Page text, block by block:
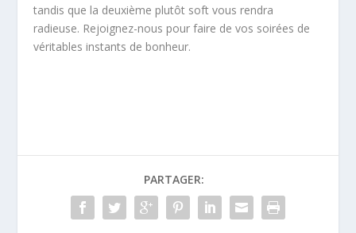
tandis que la deuxième plutôt soft vous rendra
radieuse. Rejoignez-nous pour faire de vos soirées de
véritables instants de bonheur.
PARTAGER: